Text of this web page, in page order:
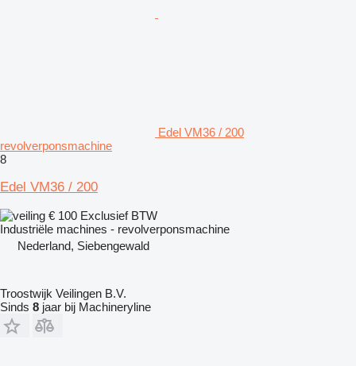
Edel VM36 / 200
revolverponsmachine
8
Edel VM36 / 200
€ 100 Exclusief BTW
Industriële machines - revolverponsmachine
Nederland, Siebengewald
Troostwijk Veilingen B.V.
Sinds 8 jaar bij Machineryline